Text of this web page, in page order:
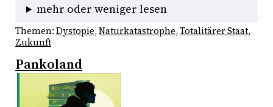
mehr oder weniger lesen
Themen: Dystopie, Naturkatastrophe, Totalitärer Staat
Zukunft
Pankoland